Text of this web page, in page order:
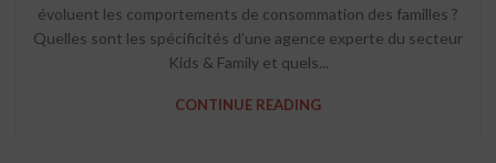
évoluent les comportements de consommation des familles ?
Quelles sont les spécificités d’une agence experte du secteur
Kids & Family et quels...
CONTINUE READING